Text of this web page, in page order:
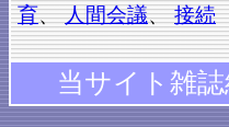
育、人間会議、接続
当サイト雑